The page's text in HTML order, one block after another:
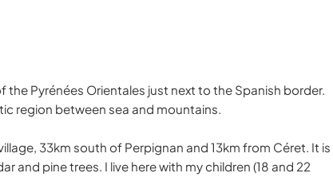
the Pyrénées Orientales just next to the Spanish border.
region between sea and mountains.
33km south of Perpignan and 13km from Céret. It is
and pine trees. I live here with my children (18 and 22